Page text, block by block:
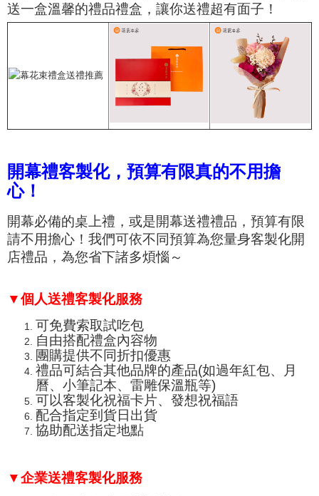
送一盒溫馨的禮品禮盒，讓你送禮超有面子！
開幕禮客製化，預算有限真的不用擔
心！
開幕必備的桌上禮，或是開幕送禮禮品，預算有限
請不用擔心！我們可依不同預算為您量身客製化開
店禮品，為您省下諸多煩惱～
▼個人送禮客製化服務
可免費索取試吃包
自由搭配禮盒內容物
團購提供不同折扣優惠
禮品可結合其他品牌的產品(如過年紅包、月
曆、小筆記本、 雷雕保溫瓶等)
可以客製化祝福卡片、發想祝福語
配合指定到貨日出貨
協助配送指定地點
▼企業送禮客製化服務